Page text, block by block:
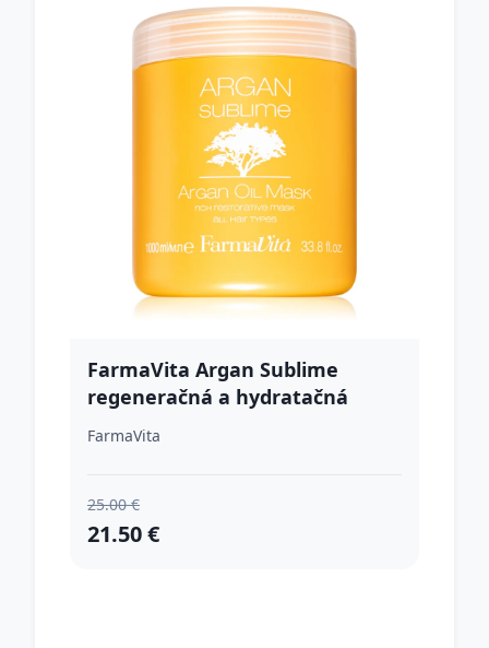
FarmaVita Argan Sublime
regeneračná a hydratačná
maska na vlasy 1000 ml
FarmaVita
25.00 €
21.50 €